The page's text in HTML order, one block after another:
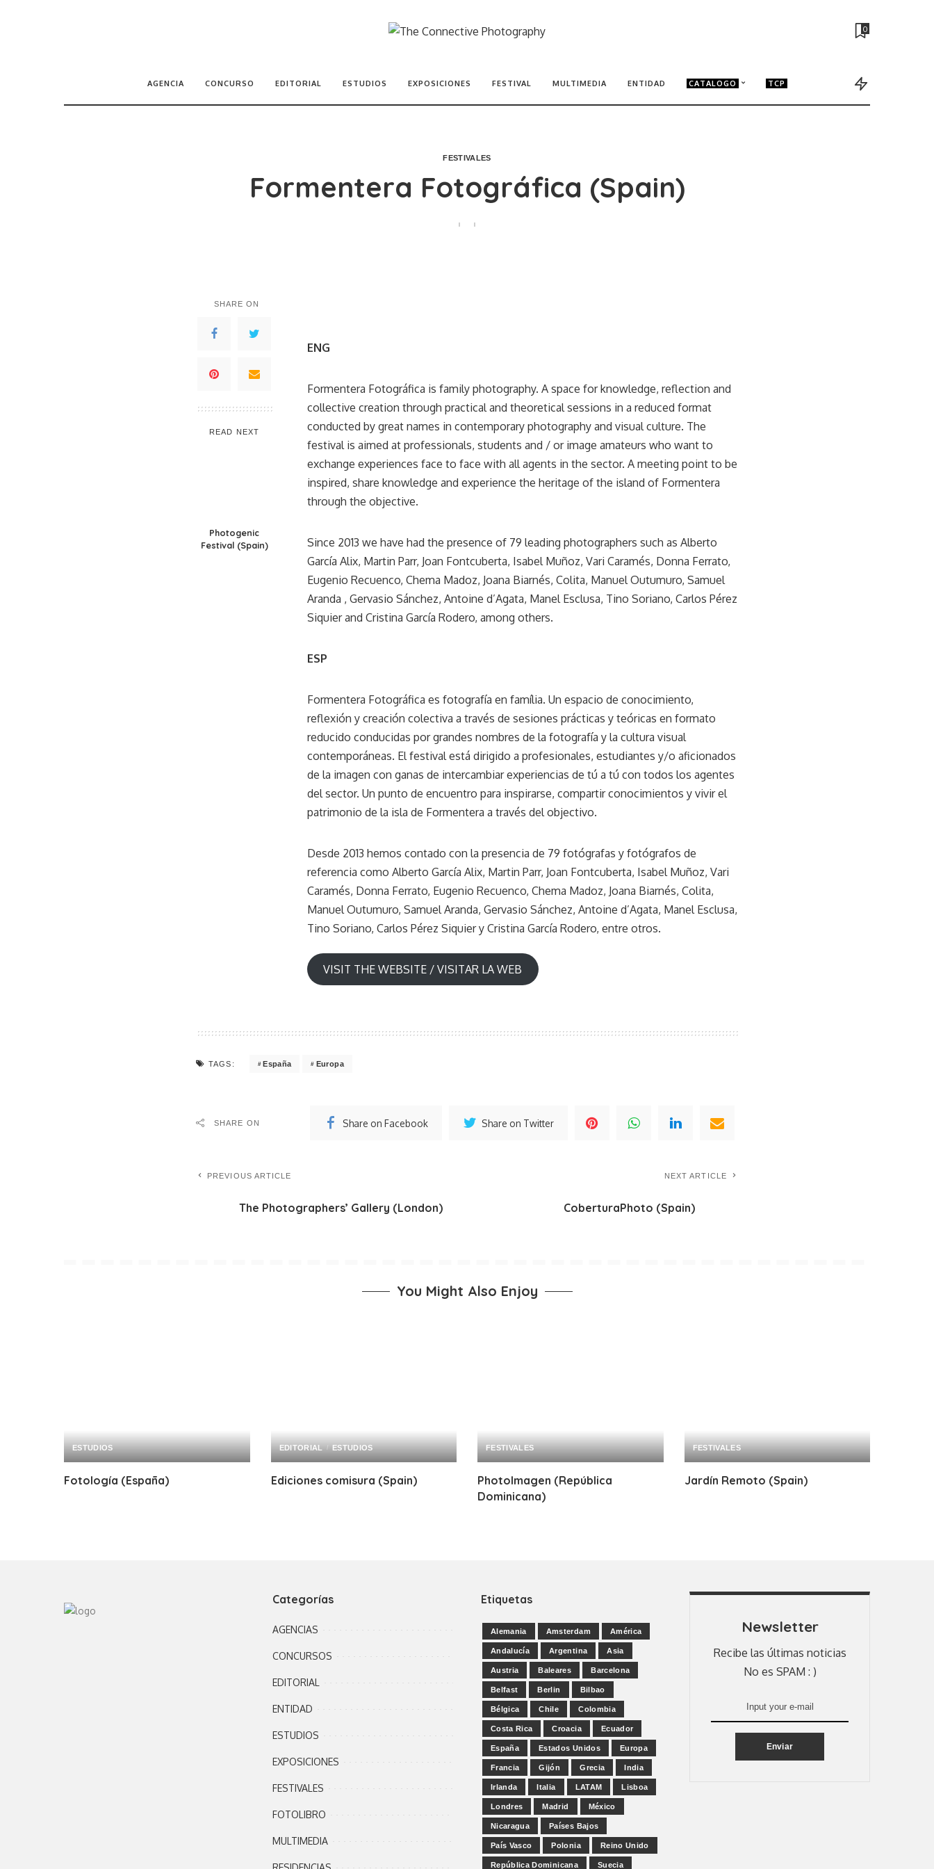
0
AGENCIA CONCURSO EDITORIAL ESTUDIOS EXPOSICIONES FESTIVAL MULTIMEDIA ENTIDAD CATALOGO TCP
FESTIVALES
Formentera Fotográfica (Spain)
SHARE ON
READ NEXT
Photogenic
Festival (Spain)
ENG
Formentera Fotográfica is family photography. A space for knowledge, reflection and
collective creation through practical and theoretical sessions in a reduced format
conducted by great names in contemporary photography and visual culture. The
festival is aimed at professionals, students and / or image amateurs who want to
exchange experiences face to face with all agents in the sector. A meeting point to be
inspired, share knowledge and experience the heritage of the island of Formentera
through the objective.
Since 2013 we have had the presence of 79 leading photographers such as Alberto
García Alix, Martin Parr, Joan Fontcuberta, Isabel Muñoz, Vari Caramés, Donna Ferrato,
Eugenio Recuenco, Chema Madoz, Joana Biarnés, Colita, Manuel Outumuro, Samuel
Aranda , Gervasio Sánchez, Antoine d’Agata, Manel Esclusa, Tino Soriano, Carlos Pérez
Siquier and Cristina García Rodero, among others.
ESP
Formentera Fotográfica es fotografía en família. Un espacio de conocimiento,
reflexión y creación colectiva a través de sesiones prácticas y teóricas en formato
reducido conducidas por grandes nombres de la fotografía y la cultura visual
contemporáneas. El festival está dirigido a profesionales, estudiantes y/o aficionados
de la imagen con ganas de intercambiar experiencias de tú a tú con todos los agentes
del sector. Un punto de encuentro para inspirarse, compartir conocimientos y vivir el
patrimonio de la isla de Formentera a través del objectivo.
Desde 2013 hemos contado con la presencia de 79 fotógrafas y fotógrafos de
referencia como Alberto García Alix, Martin Parr, Joan Fontcuberta, Isabel Muñoz, Vari
Caramés, Donna Ferrato, Eugenio Recuenco, Chema Madoz, Joana Biarnés, Colita,
Manuel Outumuro, Samuel Aranda, Gervasio Sánchez, Antoine d’Agata, Manel Esclusa,
Tino Soriano, Carlos Pérez Siquier y Cristina García Rodero, entre otros.
VISIT THE WEBSITE / VISITAR LA WEB
TAGS: España Europa
SHARE ON Share on Facebook Share on Twitter
PREVIOUS ARTICLE
The Photographers’ Gallery (London)
NEXT ARTICLE
CoberturaPhoto (Spain)
You Might Also Enjoy
ESTUDIOS
Fotología (España)
EDITORIAL ESTUDIOS
Ediciones comisura (Spain)
FESTIVALES
PhotoImagen (República
Dominicana)
FESTIVALES
Jardín Remoto (Spain)
Categorías
AGENCIAS
CONCURSOS
EDITORIAL
ENTIDAD
ESTUDIOS
EXPOSICIONES
FESTIVALES
FOTOLIBRO
MULTIMEDIA
Etiquetas
Alemania Amsterdam América
Andalucía Argentina Asia
Austria Baleares Barcelona
Belfast Berlin Bilbao
Bélgica Chile Colombia
Costa Rica Croacia Ecuador
España Estados Unidos Europa
Francia Gijón Grecia India
Irlanda Italia LATAM Lisboa
Londres Madrid México
Nicaragua Países Bajos
País Vasco Polonia Reino Unido
República Dominicana Suecia
Newsletter
Recibe las últimas noticias
No es SPAM : )
Enviar